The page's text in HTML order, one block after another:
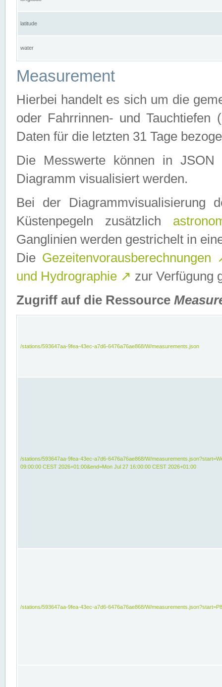
latitude
water
Measurement
Hierbei handelt es sich um die
oder Fahrrinnen- und Tauchtiefen
Daten für die letzten 31 Tage
Die Messwerte können in
Diagramm visualisiert werden.
Bei der Diagrammvisualisierung
Küstenpegeln zusätzlich
Ganglinien werden gestrichelt in
Die Gezeitenvorausberechnungen
und Hydrographie ↗ zur Verfügung
Zugriff auf die Ressource
/stations/593647aa-9fea-43ec-a7d6-6476a76ae868/W/measurements.json
/stations/593647aa-9fea-43ec-a7d6-6476a76ae868/W/
09:00:00 CEST 2026+01:00&end=Mon Jul 27 16:00:00 CEST 2026+01:00
/stations/593647aa-9fea-43ec-a7d6-6476a76ae868/W/